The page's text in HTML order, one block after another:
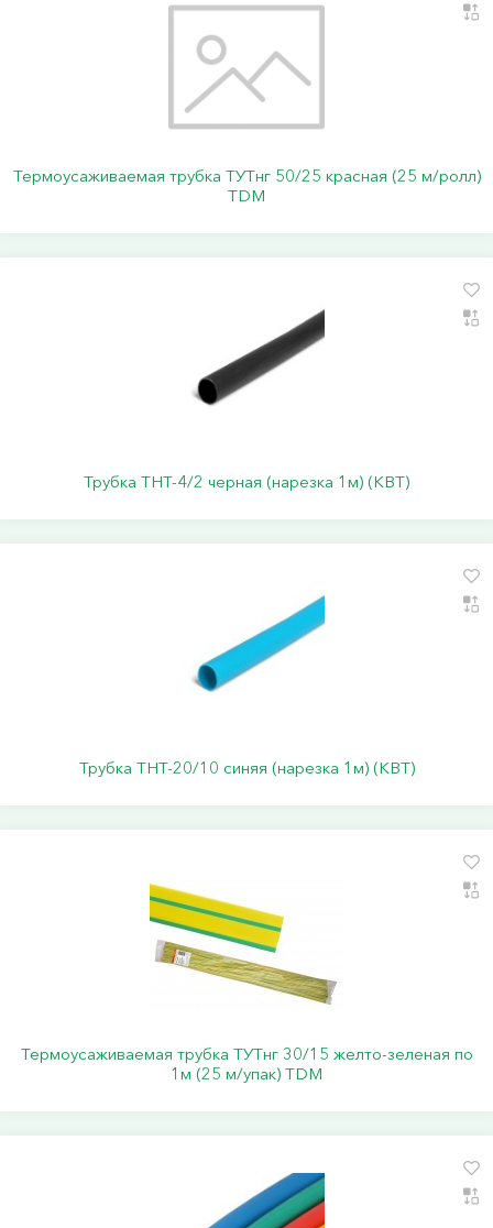
Термоусаживаемая трубка ТУТнг 50/25 красная (25 м/ролл)
TDM
Трубка ТНТ-4/2 черная (нарезка 1м) (КВТ)
Трубка ТНТ-20/10 синяя (нарезка 1м) (КВТ)
Термоусаживаемая трубка ТУТнг 30/15 желто-зеленая по
1м (25 м/упак) TDM